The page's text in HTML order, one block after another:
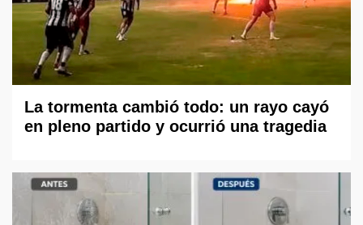
La tormenta cambió todo: un rayo cayó
en pleno partido y ocurrió una tragedia